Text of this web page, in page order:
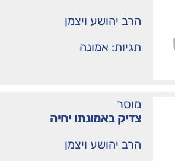
הרב יהושע ויצמן
תגיות: אמונה
מוסר
צדיק באמונתו יחיה
הרב יהושע ויצמן